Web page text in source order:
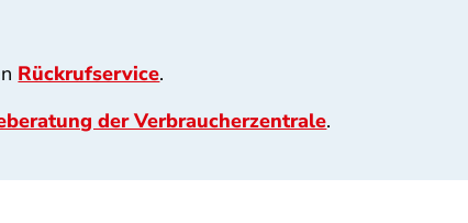
Rückrufservice.
der Verbraucherzentrale.